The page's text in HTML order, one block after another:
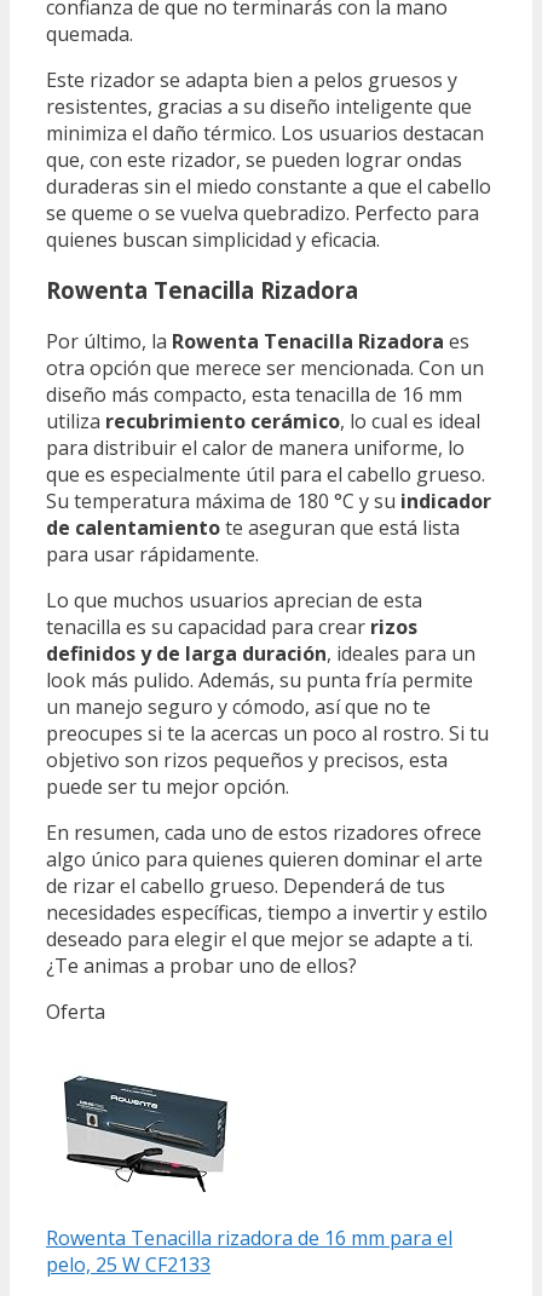
confianza de que no terminarás con la mano
quemada.
Este rizador se adapta bien a pelos gruesos y
resistentes, gracias a su diseño inteligente que
minimiza el daño térmico. Los usuarios destacan
que, con este rizador, se pueden lograr ondas
duraderas sin el miedo constante a que el cabello
se queme o se vuelva quebradizo. Perfecto para
quienes buscan simplicidad y eficacia.
Rowenta Tenacilla Rizadora
Por último, la Rowenta Tenacilla Rizadora es
otra opción que merece ser mencionada. Con un
diseño más compacto, esta tenacilla de 16 mm
utiliza recubrimiento cerámico, lo cual es ideal
para distribuir el calor de manera uniforme, lo
que es especialmente útil para el cabello grueso.
Su temperatura máxima de 180 °C y su indicador
de calentamientote aseguran que está lista
para usar rápidamente.
Lo que muchos usuarios aprecian de esta
tenacilla es su capacidad para crear rizos
definidos y de larga duración, ideales para un
look más pulido. Además, su punta fría permite
un manejo seguro y cómodo, así que no te
preocupes si te la acercas un poco al rostro. Si tu
objetivo son rizos pequeños y precisos, esta
puede ser tu mejor opción.
En resumen, cada uno de estos rizadores ofrece
algo único para quienes quieren dominar el arte
de rizar el cabello grueso. Dependerá de tus
necesidades específicas, tiempo a invertir y estilo
deseado para elegir el que mejor se adapte a ti.
¿Te animas a probar uno de ellos?
Oferta
Rowenta Tenacilla rizadora de 16 mm para el
pelo, 25 W CF2133